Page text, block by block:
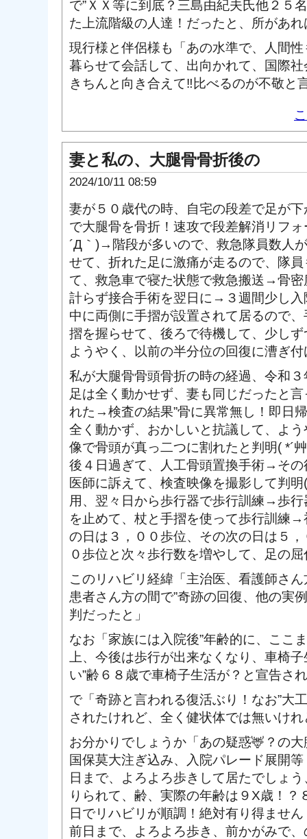
で”ＸＸ等に到底？三島由紀夫氏他２５
た上流階級の人達！だったと、所があれ
現行様と伴侶様も「あの水準で、人間
暮らせて会話して、出向かれて、国際
きちんと向き合えて‼比べるのが不敬と
妻と私の、大腿骨骨折後の
2024/10/11 08:59
妻が５０歳代の時、自宅の段差で足が
で大腿骨を骨折！速攻で段差解消リフ
´Д｀)→階段が多いので、救急隊員数人
せて、折れた足に激痛が走るので、隊
て、救急車で寝た状態で救急搬送→骨
計らず接合手術を翌日に→３週間少し
中に両側に手摺が設置されて居るので
摺を握らせて、後ろで待機して、少し
ようやく、以前の半分位の回復に漕ぎ
私が大腿骨骨頭骨折の時の経過、令和
足は全く動かせず、妻も同じだったと
れた→検査の結果”骨に異常無し！即日
全く動かず、おかしいと抗議して、よ
像で骨頭が真っ二つに割れたと判明( *´
後４日過ぎて、人工骨頭置換手術→その
医師に訴えて、検査映像を撮影して判
用、翌々日から歩行器で歩行訓練→歩
を止めて、杖と手摺を使って歩行訓練
の日は３，００歩位、その次の日は５
０歩位と次々歩行数を増やして、足の
このリハビリ経緯「主治医、看護師さ
患者さん方の間で”奇跡の回復、他の実
判だったと」
なお「家族には入院後”年齢的に、ここ
上、今後は歩行が出来なくなり、車椅
い”齢６８歳で車椅子生活が？と宣告さ
で「奇跡と言われる復活ぶり！なお”大
されたけれど、全く健状体では無いけ
お分かりでしょうか「あの疑惑🦌？の
国保莫大注ぎ込み、入院パレード展開
日まで、よろよろ歩きして居たでしょ
りられて、齢、実際の年齢は９X歳！？
日でリハビリが順調！絶対有り得ませ
前日まで、よろよろ歩き、前かがみで